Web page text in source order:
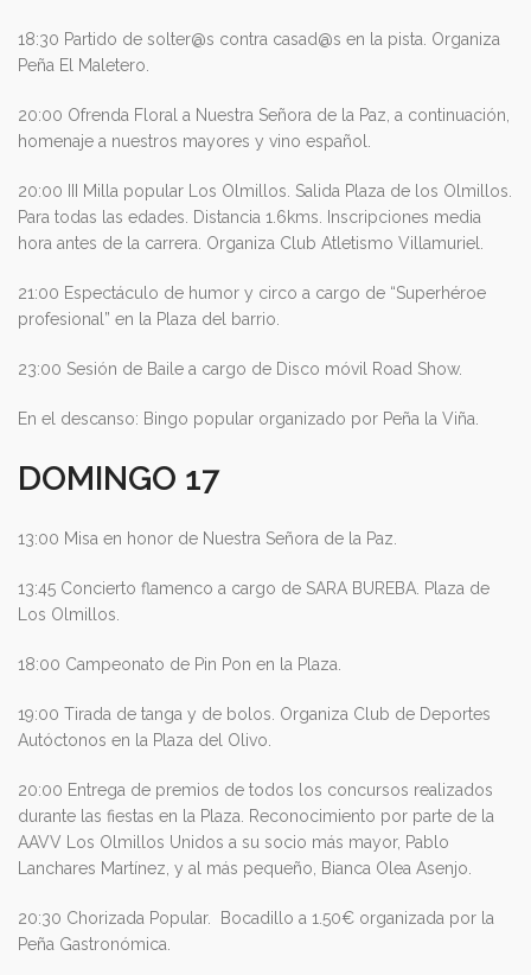
18:30 Partido de solter@s contra casad@s en la pista. Organiza
Peña El Maletero.
20:00 Ofrenda Floral a Nuestra Señora de la Paz, a continuación,
homenaje a nuestros mayores y vino español.
20:00 III Milla popular Los Olmillos. Salida Plaza de los Olmillos.
Para todas las edades. Distancia 1.6kms. Inscripciones media
hora antes de la carrera. Organiza Club Atletismo Villamuriel.
21:00 Espectáculo de humor y circo a cargo de “Superhéroe
profesional” en la Plaza del barrio.
23:00 Sesión de Baile a cargo de Disco móvil Road Show.
En el descanso: Bingo popular organizado por Peña la Viña.
DOMINGO 17
13:00 Misa en honor de Nuestra Señora de la Paz.
13:45 Concierto flamenco a cargo de SARA BUREBA. Plaza de
Los Olmillos.
18:00 Campeonato de Pin Pon en la Plaza.
19:00 Tirada de tanga y de bolos. Organiza Club de Deportes
Autóctonos en la Plaza del Olivo.
20:00 Entrega de premios de todos los concursos realizados
durante las fiestas en la Plaza. Reconocimiento por parte de la
AAVV Los Olmillos Unidos a su socio más mayor, Pablo
Lanchares Martínez, y al más pequeño, Bianca Olea Asenjo.
20:30 Chorizada Popular. Bocadillo a 1.50€ organizada por la
Peña Gastronómica.